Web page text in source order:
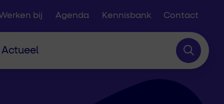
bij Agenda Kennisbank Contact
Actueel